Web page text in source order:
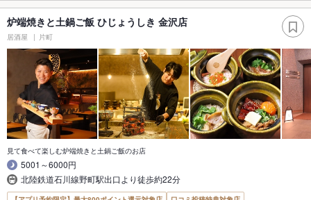
炉端焼きと土鍋ご飯 ひじょうしき 金沢店
居酒屋 片町
見て食べて楽しむ炉端焼きと土鍋ご飯のお店
5001～6000円
北陸鉄道石川線野町駅出口より徒歩約22分